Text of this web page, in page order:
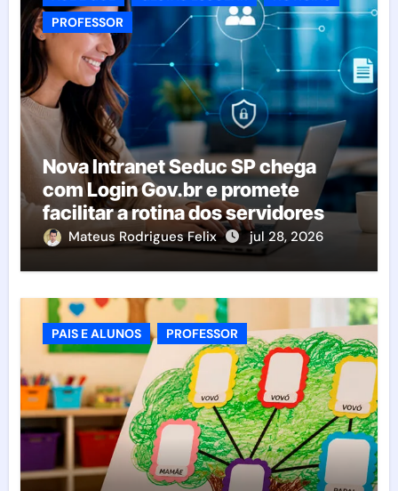
PROFESSOR
Nova Intranet Seduc SP chega
com Login Gov.br e promete
facilitar a rotina dos servidores
Mateus Rodrigues Felix jul 28, 2026
PAIS E ALUNOS PROFESSOR